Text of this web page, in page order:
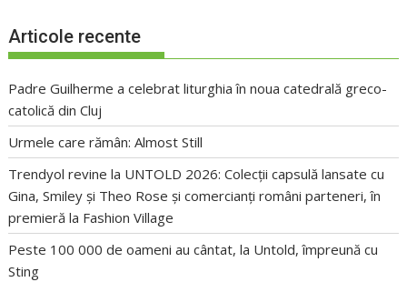
Articole recente
Padre Guilherme a celebrat liturghia în noua catedrală greco-
catolică din Cluj
Urmele care rămân: Almost Still
Trendyol revine la UNTOLD 2026: Colecții capsulă lansate cu
Gina, Smiley și Theo Rose și comercianți români parteneri, în
premieră la Fashion Village
Peste 100 000 de oameni au cântat, la Untold, împreună cu
Sting